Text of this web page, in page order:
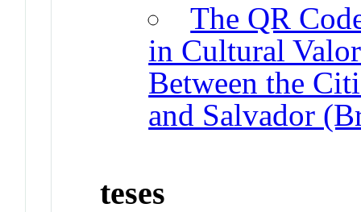
The QR
in Cultural
Between the
and Salvador
teses